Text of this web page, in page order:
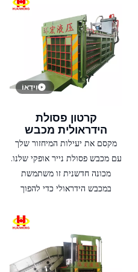
וִידֵאוֹ
קרטון פסולת
הידראולית מכבש
פלסטיק יעילות גבוהה
מקסם את יעילות המיחזור שלך
עם מכבש פסולת נייר אופקי שלנו.
מכונה חדשנית זו משתמשת
במכבש הידראולי כדי להפוך
קומפקטיות וקלות לטיפול. זהו
הפתרון המושלם לעסקים
המעוניינים לייעל את פעולות
המיחזור שלהם. המכבש שלנו לא